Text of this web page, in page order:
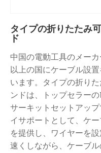
タイプの折りたたみ
ド
中国の電動工具のメー
以上の国にケーブル設
います。タイプの折り
ンドは、トップセラー
サーキットセットアッ
イサポートとして、ケ
を提供し、ワイヤーを
速くしながら、ケーブ